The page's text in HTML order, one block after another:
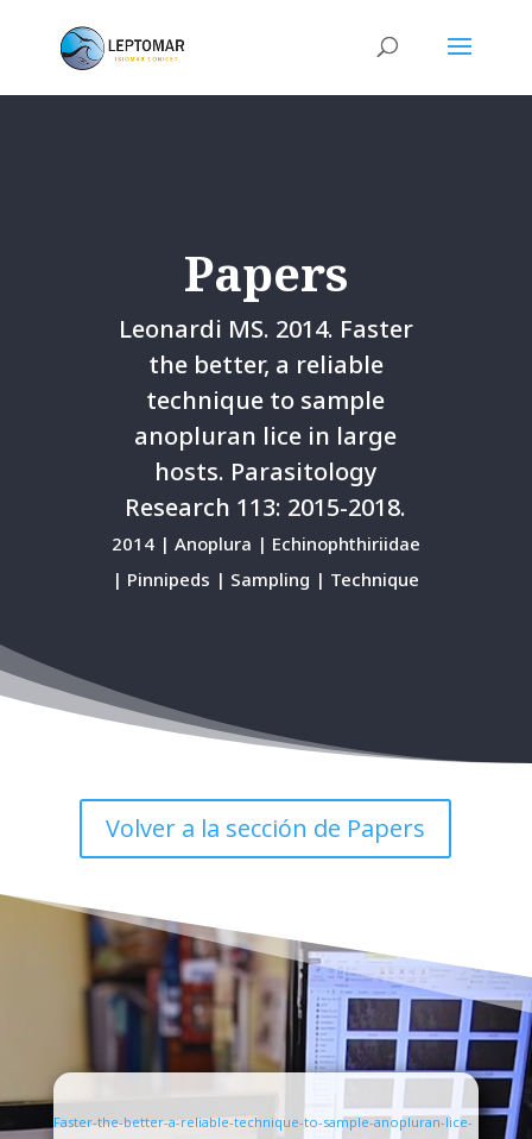
Papers
Leonardi MS. 2014. Faster
the better, a reliable
technique to sample
anopluran lice in large
hosts. Parasitology
Research 113: 2015-2018.
2014 | Anoplura | Echinophthiriidae
| Pinnipeds | Sampling | Technique
Volver a la sección de Papers
Faster-the-better-a-reliable-technique-to-sample-anopluran-lice-